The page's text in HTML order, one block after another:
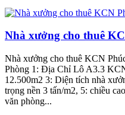
Nhà xưởng cho thuê
Nhà xưởng cho thuê KCN
Phòng 1: Địa Chỉ Lô A3.3
12.500m2 3: Diện tích nhà
trọng nền 3 tấn/m2, 5: chiều
văn phòng...